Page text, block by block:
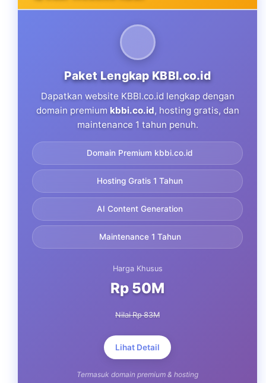
Paket Lengkap KBBI.co.id
Dapatkan website KBBI.co.id lengkap dengan
domain premium kbbi.co.id, hosting gratis, dan
maintenance 1 tahun penuh.
Domain Premium kbbi.co.id
Hosting Gratis 1 Tahun
AI Content Generation
Maintenance 1 Tahun
Harga Khusus
Rp 50M
Nilai Rp 83M
Lihat Detail
Termasuk domain premium & hosting